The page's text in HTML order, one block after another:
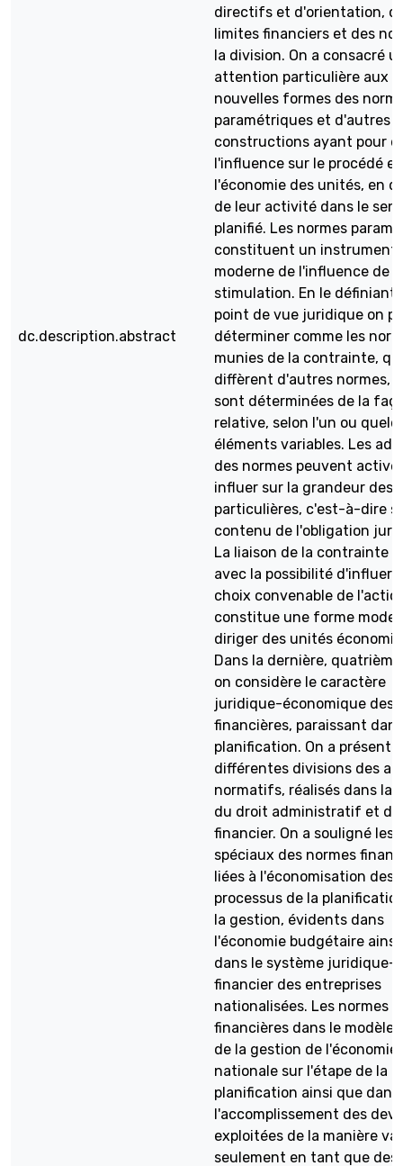
dc.description.abstract
directifs et d'orientation,
limites financiers et des
la division. On a consacré
attention particulière aux
nouvelles formes des
paramétriques et d'autres
constructions ayant pour
l'influence sur le procédé et
l'économie des unités, en
de leur activité dans le sens
planifié. Les normes
constituent un instrument
moderne de l'influence de
stimulation. En le définiant
point de vue juridique on
déterminer comme les
munies de la contrainte,
diffèrent d'autres normes,
sont déterminées de la
relative, selon l'un ou
éléments variables. Les
des normes peuvent
influer sur la grandeur des
particulières, c'est-à-dire
contenu de l'obligation
La liaison de la contrainte
avec la possibilité d'influer
choix convenable de
constitue une forme
diriger des unités
Dans la dernière,
on considère le caractère
juridique-économique des
financières, paraissant
planification. On a présenté
différentes divisions des
normatifs, réalisés dans la
du droit administratif et
financier. On a souligné les
spéciaux des normes
liées à l'économisation des
processus de la
la gestion, évidents dans
l'économie budgétaire ainsi
dans le système juridique-
financier des entreprises
nationalisées. Les normes
financières dans le modèle
de la gestion de l'économie
nationale sur l'étape de la
planification ainsi que dans
l'accomplissement des
exploitées de la manière
seulement en tant que des